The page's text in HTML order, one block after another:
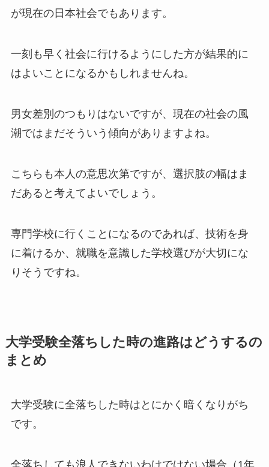
が現在の日本社会でもあります。
一刻も早く社会に行けるようにした方が結果的に
はよいことになるかもしれませんね。
男女差別のつもりはないですが、現在の社会の風
潮ではまだそういう傾向がありますよね。
こちらも本人の意思次第ですが、選択肢の幅はま
だあると考えてよいでしょう。
専門学校に行くことになるのであれば、技術を身
に着けるか、就職を意識した学校選びが大切にな
りそうですね。
大学受験全落ちした時の進路はどうするの
まとめ
大学受験に全落ちした時はとにかく暗くなりがち
です。
全落ちしても浪人できないわけではない場合（1年